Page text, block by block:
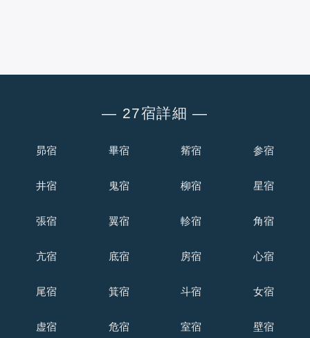
― 27宿詳細 ―
昴宿 畢宿 觜宿 参宿
井宿 鬼宿 柳宿 星宿
張宿 翼宿 軫宿 角宿
亢宿 底宿 房宿 心宿
尾宿 箕宿 斗宿 女宿
虚宿 危宿 室宿 壁宿